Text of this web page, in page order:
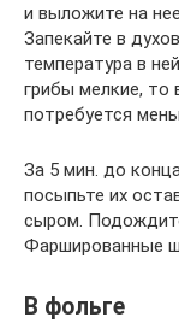
и выложите на
Запекайте в
температура в
грибы мелкие, то
потребуется
За 5 мин. до
посыпьте их
сыром.
Фаршированные
В фольге